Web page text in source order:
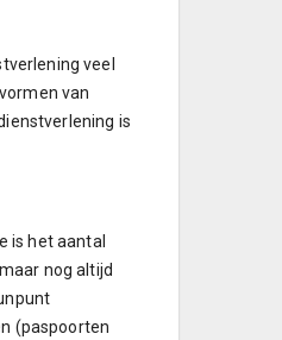
veel
van
is
is het aantal
nog altijd
(paspoorten